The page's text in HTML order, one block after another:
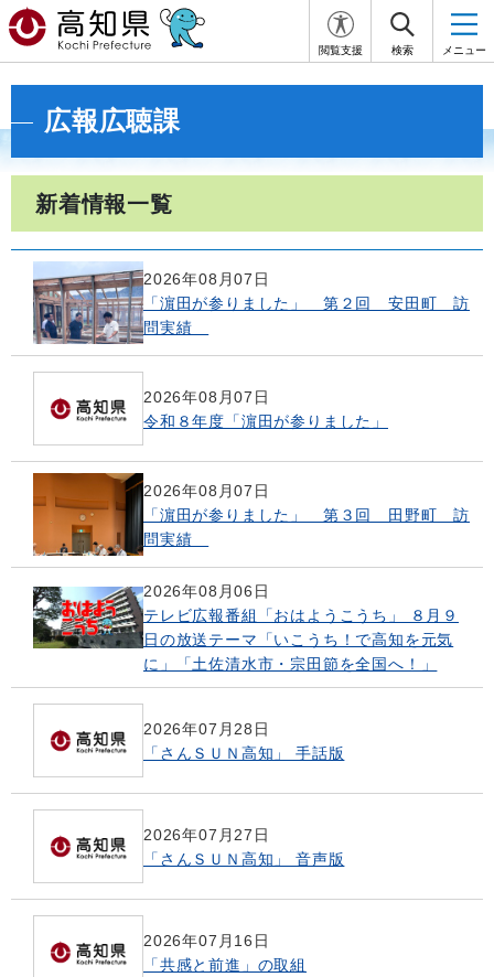
閲覧支援 検索 メニュー
広報広聴課
新着情報一覧
2026年08月07日
「濵田が参りました」 第２回 安田町 訪
問実績
2026年08月07日
令和８年度「濵田が参りました」
2026年08月07日
「濵田が参りました」 第３回 田野町 訪
問実績
2026年08月06日
テレビ広報番組「おはようこうち」 ８月９
日の放送テーマ「いこうち！で高知を元気
に」「土佐清水市・宗田節を全国へ！」
2026年07月28日
「さんＳＵＮ高知」 手話版
2026年07月27日
「さんＳＵＮ高知」 音声版
2026年07月16日
「共感と前進」の取組